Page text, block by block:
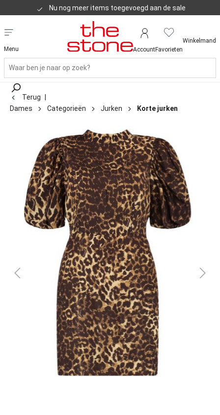
Nu nog meer items toegevoegd aan de sale
Klanten geven ons een 8,8
Menu AccountFavorieten
Winkelmand
Terug
Dames
Categorieën Jurken Korte jurken